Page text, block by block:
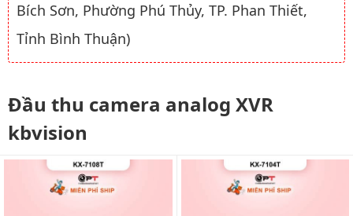
Bích Sơn, Phường Phú Thủy, TP. Phan Thiết,
Tỉnh Bình Thuận)
Đầu thu camera analog XVR
kbvision